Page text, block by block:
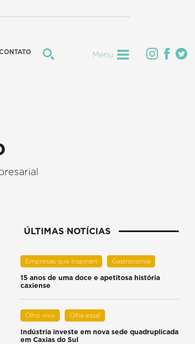
Menu
ÚLTIMAS NOTÍCIAS
Empresas que inspiram Gastronomia
15 anos de uma doce e apetitosa história
caxiense
Olho vivo Olha essa!
Indústria investe em nova sede quadruplicada
em Caxias do Sul